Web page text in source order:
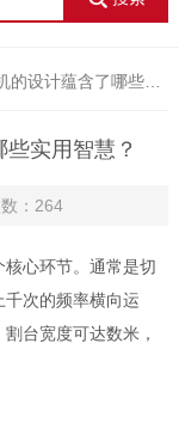
蕴含了哪些实用智慧？
实用智慧？
：264
心环节。通常是切
次的频率横向运
台宽度可达数米，